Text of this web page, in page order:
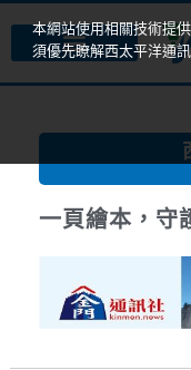
一頁繪本，守
本網站使用相關技術提
須優先瞭解西太平洋通